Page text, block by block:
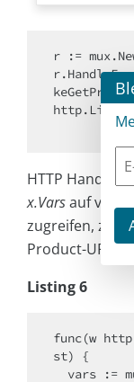
r :=
HTTP Handler
x.Varsauf
zugreifen, z. B.
Product-URI.
Listing 6
func(w
st) {